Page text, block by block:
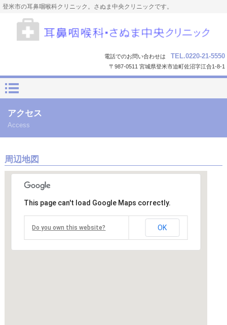
登米市の耳鼻咽喉科クリニック。さぬま中央クリニックです。
電話でのお問い合わせは TEL.0220-21-5550
〒987-0511 宮城県登米市迫町佐沼字江合1-8-1
アクセス
Access
周辺地図
This page can't load Google Maps correctly.
Do you own this website? OK